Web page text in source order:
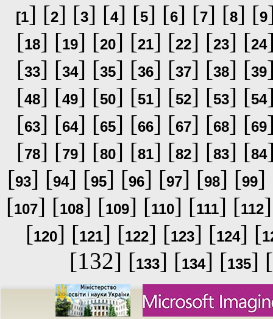
[1] [2] [3] [4] [5] [6] [7] [8] [9
[18] [19] [20] [21] [22] [23] [24
[33] [34] [35] [36] [37] [38] [39
[48] [49] [50] [51] [52] [53] [54
[63] [64] [65] [66] [67] [68] [69
[78] [79] [80] [81] [82] [83] [84
[93] [94] [95] [96] [97] [98] [99]
[107] [108] [109] [110] [111] [112
[120] [121] [122] [123] [124] [
[132] [133] [134] [135] [